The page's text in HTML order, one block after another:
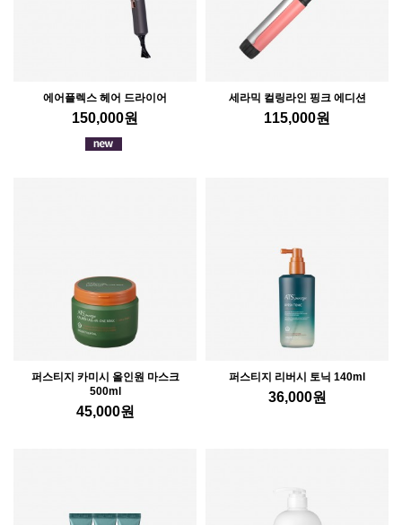
에어플렉스 헤어 드라이어
150,000원
세라믹 컬링라인 핑크 에디션
115,000원
퍼스티지 카미시 올인원 마스크
500ml
45,000원
퍼스티지 리버시 토닉 140ml
36,000원